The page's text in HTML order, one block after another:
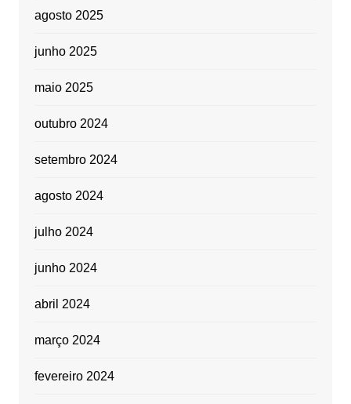
agosto 2025
junho 2025
maio 2025
outubro 2024
setembro 2024
agosto 2024
julho 2024
junho 2024
abril 2024
março 2024
fevereiro 2024